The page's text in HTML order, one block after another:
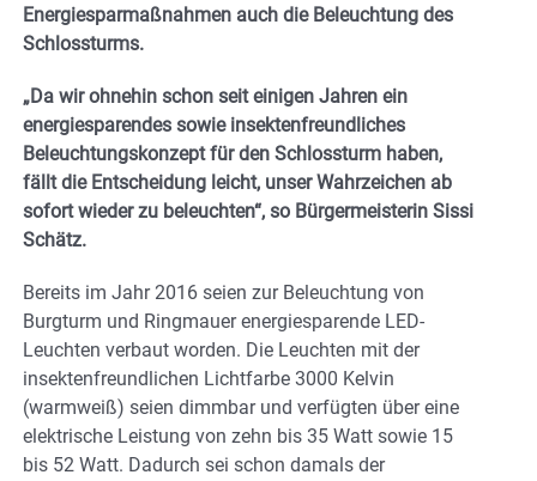
Energiesparmaßnahmen auch die Beleuchtung des
Schlossturms.
„Da wir ohnehin schon seit einigen Jahren ein
energiesparendes sowie insektenfreundliches
Beleuchtungskonzept für den Schlossturm haben,
fällt die Entscheidung leicht, unser Wahrzeichen ab
sofort wieder zu beleuchten“, so Bürgermeisterin Sissi
Schätz.
Bereits im Jahr 2016 seien zur Beleuchtung von
Burgturm und Ringmauer energiesparende LED-
Leuchten verbaut worden. Die Leuchten mit der
insektenfreundlichen Lichtfarbe 3000 Kelvin
(warmweiß) seien dimmbar und verfügten über eine
elektrische Leistung von zehn bis 35 Watt sowie 15
bis 52 Watt. Dadurch sei schon damals der